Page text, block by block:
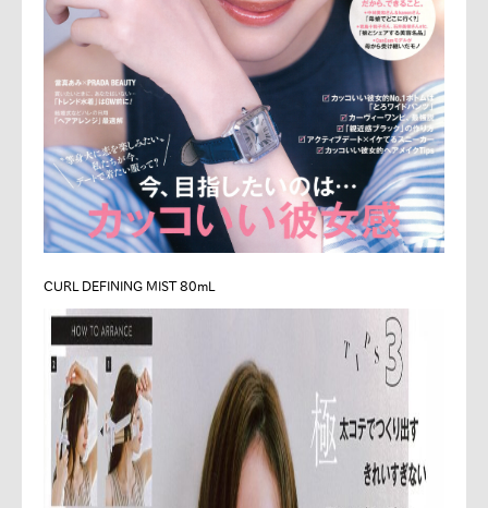
CURL DEFINING MIST 80mL